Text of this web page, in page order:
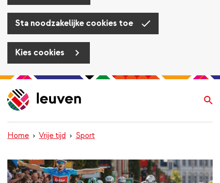
Sta noodzakelijke cookies toe
Kies cookies
Overslaan
en
naar
inhoud
gaan
Home Vrije tijd Sport